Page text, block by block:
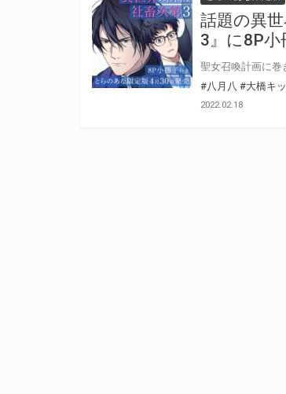
話題の異
3』に8P小
#八月八 #大橋キ
2022.02.18